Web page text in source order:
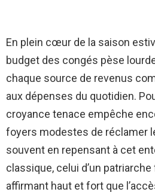
En plein cœur de la saison
budget des congés pèse
chaque source de revenus
aux dépenses du quotidien.
croyance tenace empêche
foyers modestes de réclamer
souvent en repensant à cet
classique, celui d’un
affirmant haut et fort que